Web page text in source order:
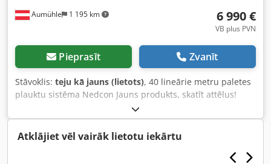
Aumühle 1 195 km 6 990 €
VB plus PVN
Pieprasīt Zvanīt
Stāvoklis: teju kā jauns (lietots), 40 lineārie metru paletes
plauktu sistēma Nedcon Jauns produkts, skatīt attēlus!
Augstas kvalitātes plauktu sistēma no lielākā ražotāja
NEDCON – tas ir Voestalpine AG meitasuzņēmums, kura
galvenā mītne atrodas Nīderlandē. Augstums 5,5 m
Dziļums 110 cm, zils Atbalsta profila garums 2,7 m, oranžs
Atbalsta profils ar maksimālo slodzi / plauktu: 3050 kg
Atklājiet vēl vairāk lietotu iekārtu